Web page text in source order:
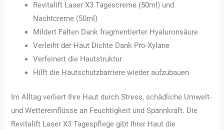
Revitalift Laser X3 Tagescreme (50ml) und
Nachtcreme (50ml)
Mildert Falten Dank fragmentierter Hyaluronsäure
Verleiht der Haut Dichte Dank Pro-Xylane
Verfeinert die Hautstruktur
Hilft die Hautschutzbarriere wieder aufzubauen
Im Alltag verliert Ihre Haut durch Stress, schädliche Umwelt-
und Wettereinflüsse an Feuchtigkeit und Spannkraft. Die
Revitalift Laser X3 Tagespflege gibt Ihrer Haut die